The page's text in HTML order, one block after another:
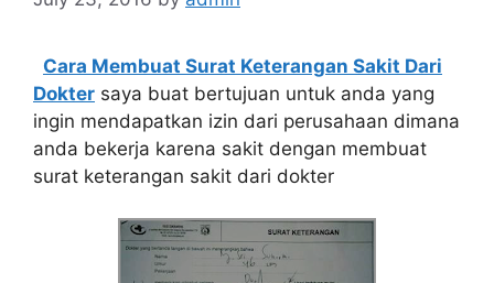
Cara Membuat Surat Keterangan Sakit Dari
Dokter saya buat bertujuan untuk anda yang
ingin mendapatkan izin dari perusahaan dimana
anda bekerja karena sakit dengan membuat
surat keterangan sakit dari dokter